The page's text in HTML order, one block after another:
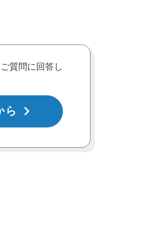
質問に回答し
ら